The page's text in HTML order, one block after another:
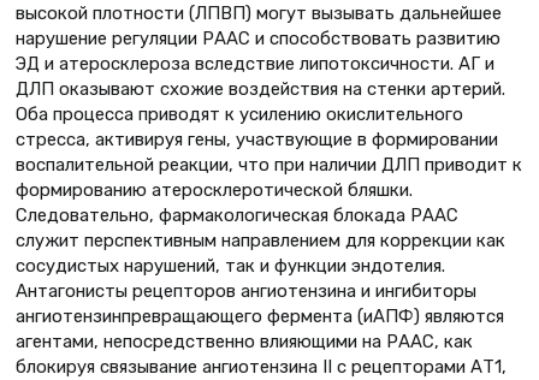
высокой плотности (ЛПВП) могут вызывать дальнейшее
нарушение регуляции РААС и способствовать развитию
ЭД и атеросклероза вследствие липотоксичности. АГ и
ДЛП оказывают схожие воздействия на стенки артерий.
Оба процесса приводят к усилению окислительного
стресса, активируя гены, участвующие в формировании
воспалительной реакции, что при наличии ДЛП приводит к
формированию атеросклеротической бляшки.
Следовательно, фармакологическая блокада РААС
служит перспективным направлением для коррекции как
сосудистых нарушений, так и функции эндотелия.
Антагонисты рецепторов ангиотензина и ингибиторы
ангиотензинпревращающего фермента (иАПФ) являются
агентами, непосредственно влияющими на РААС, как
блокируя связывание ангиотензина II с рецепторами АТ1,